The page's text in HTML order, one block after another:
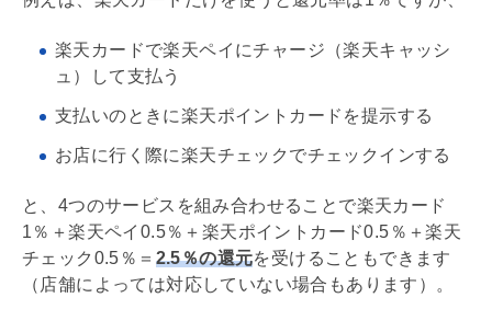
楽天カードで楽天ペイにチャージ（楽天キャッシ
ュ）して支払う
支払いのときに楽天ポイントカードを提示する
お店に行く際に楽天チェックでチェックインする
と、4つのサービスを組み合わせることで楽天カード
1％＋楽天ペイ0.5％＋楽天ポイントカード0.5％＋楽天
チェック0.5％＝ 2.5％の還元を受けることもできます
（店舗によっては対応していない場合もあります）。